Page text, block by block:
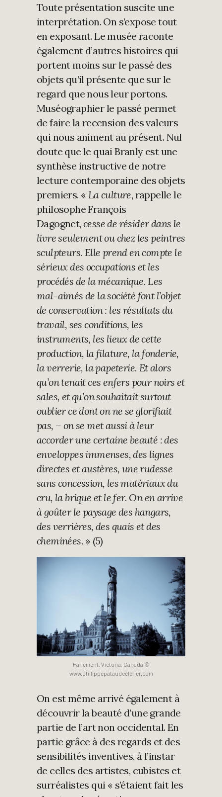
Toute présentation suscite une
interprétation. On s’expose tout
en exposant. Le musée raconte
également d’autres histoires qui
portent moins sur le passé des
objets qu’il présente que sur le
regard que nous leur portons.
Muséographier le passé permet
de faire la recension des valeurs
qui nous animent au présent. Nul
doute que le quai Branly est une
synthèse instructive de notre
lecture contemporaine des objets
premiers. « La culture, rappelle le
philosophe François
Dagognet,cesse de résider dans le
livre seulement ou chez les peintres
sculpteurs. Elle prend en compte le
sérieux des occupations et les
procédés de la mécanique. Les
mal-aimés de la société font l’objet
de conservation : les résultats du
travail, ses conditions, les
instruments, les lieux de cette
production, la filature, la fonderie,
la verrerie, la papeterie. Et alors
qu’on tenait ces enfers pour noirs et
sales, et qu’on souhaitait surtout
oublier ce dont on ne se glorifiait
pas, – on se met aussi à leur
accorder une certaine beauté : des
enveloppes immenses, des lignes
directes et austères, une rudesse
sans concession, les matériaux du
cru, la brique et le fer. On en arrive
à goûter le paysage des hangars,
des verrières, des quais et des
cheminées. » (5)
Parlement, Victoria, Canada ©
www.philippepataudcélérier.com
On est même arrivé également à
découvrir la beauté d’une grande
partie de l’art non occidental. En
partie grâce à des regards et des
sensibilités inventives, à l’instar
de celles des artistes, cubistes et
surréalistes qui « s’étaient fait les